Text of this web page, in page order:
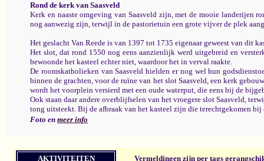
Rond de kerk van Saasveld
Kerk en naaste omgeving van Saasveld zijn, met de mooie landerijen
nog aanwezig zijn, terwijl in de pastorietuin een grote vijver de plek
Het geslacht Van Reede is van 1397 tot 1735 eigenaar geweest van dit
Het slot, dat rond 1550 nog eens aanzienlijk werd uitgebreid en
bewoonde het kasteel echter niet, waardoor het in verval raakte.
De roomskatholieken van Saasveld hielden er nog wel hun
binnen de grachten, voor de ruïne van het slot Saasveld, een kerk
wordt het voorplein versierd met een oude waterput, die eens bij de
Ook staan daar andere overblijfselen van het vroegere slot Saasveld,
tong uitsteekt. Bij de afbraak van het kasteel zijn die terechtgekomen
Foto en meer info
AKTIVITEITEN Vermeldingen zijn per tags